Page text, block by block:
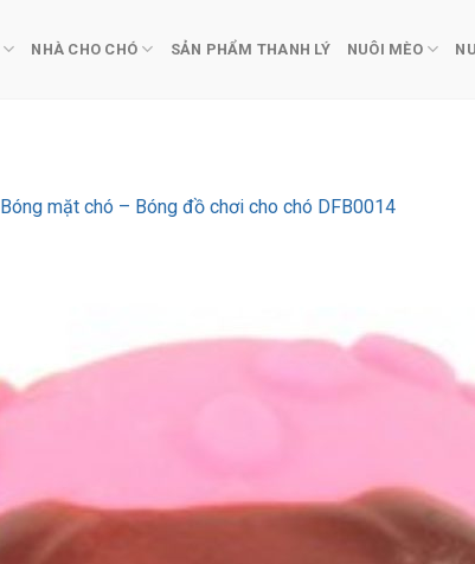
NHÀ CHO CHÓ SẢN PHẨM THANH LÝ NUÔI MÈO
Bóng mặt chó – Bóng đồ chơi cho chó DFB0014